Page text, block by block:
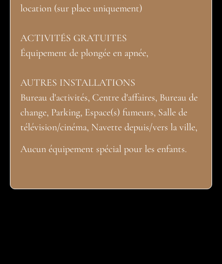
location (sur place uniquement)
ACTIVITÉS GRATUITES
Équipement de plongée en apnée,
AUTRES INSTALLATIONS
Bureau d'activités, Centre d'affaires, Bureau de
change, Parking, Espace(s) fumeurs, Salle de
télévision/cinéma, Navette depuis/vers la ville,
Aucun équipement spécial pour les enfants.